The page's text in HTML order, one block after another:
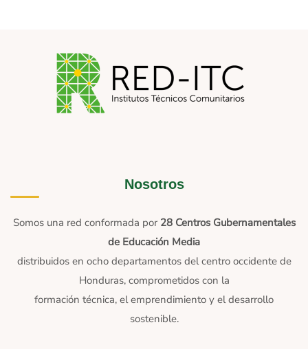
Nosotros
Somos una red conformada por 28 Centros Gubernamentales
de Educación Media
distribuidos en ocho departamentos del centro occidente de
Honduras, comprometidos con la
formación técnica, el emprendimiento y el desarrollo
sostenible.